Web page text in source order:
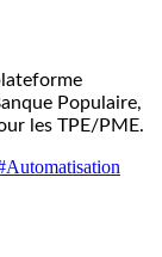
Populaire,
les TPE/PME.